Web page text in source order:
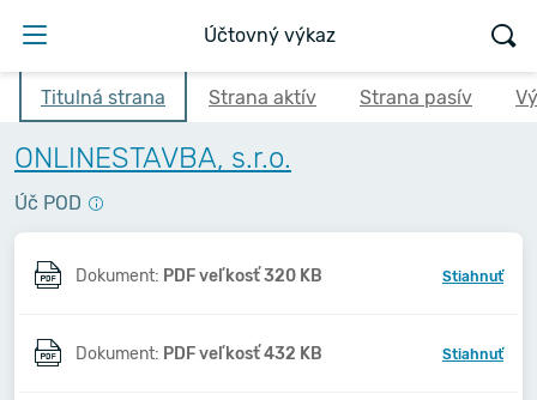
Účtovný výkaz
Titulná strana Strana aktív Strana pasív
ONLINESTAVBA, s.r.o.
Úč POD
Dokument: PDF veľkosť 320 KB Stiahnuť
Dokument: PDF veľkosť 432 KB Stiahnuť